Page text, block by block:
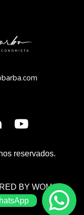
reservados.
BY WOMGP